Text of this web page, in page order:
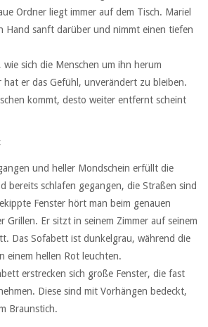
Ordner liegt immer auf dem Tisch. Mariel
Hand sanft darüber und nimmt einen tiefen
wie sich die Menschen um ihn herum
hat er das Gefühl, unverändert zu bleiben.
kommt, desto weiter entfernt scheint
und heller Mondschein erfüllt die
bereits schlafen gegangen, die Straßen sind
Fenster hört man beim genauen
Grillen. Er sitzt in seinem Zimmer auf seinem
Das Sofabett ist dunkelgrau, während die
einem hellen Rot leuchten.
erstrecken sich große Fenster, die fast
Diese sind mit Vorhängen bedeckt,
Braunstich.